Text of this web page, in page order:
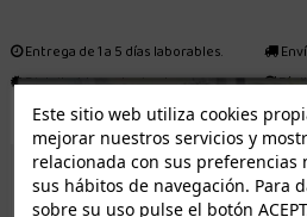
Entrega de 1 a 5 días laborables.
Distribuidor autorizado
ENVÍO GRATUITO *
Este sitio web utiliza cookies
mejorar nuestros servicios y
relacionada con sus preferencias
sus hábitos de navegación. Para
sobre su uso pulse el botón